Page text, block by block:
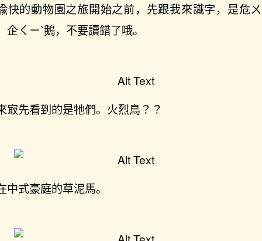
快的動物園之旅開始之前，先跟我來識字，是危
企ㄑㄧˋ鵝，不要讀錯了哦。
㝡先看到的是牠們。火烈鳥？？
中式豪庭的草泥馬。